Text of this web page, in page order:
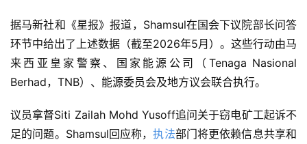
据马新社和《星报》报道，Shamsul在国会下议院部长问答
环节中给出了上述数据（截至2026年5月）。这些行动由马
来西亚皇家警察、国家能源公司（Tenaga Nasional
Berhad，TNB）、能源委员会及地方议会联合执行。
议员拿督Siti Zailah Mohd Yusoff追问关于窃电矿工起诉不
足的问题。Shamsul回应称，执法部门将更依赖信息共享和